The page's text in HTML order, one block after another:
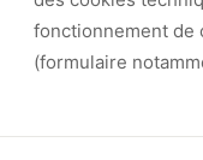
fonctionnement de
(formulaire